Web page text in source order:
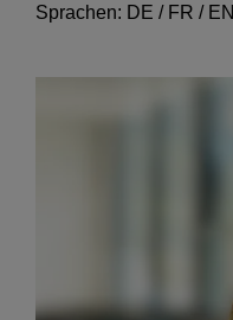
Sprachen: DE / FR / EN